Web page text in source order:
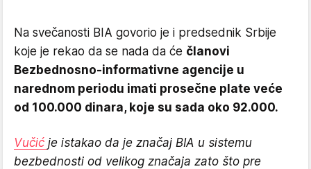
Na svečanosti BIA govorio je i predsednik Srbije
koje je rekao da se nada da će članovi
Bezbednosno-informativne agencije u
narednom periodu imati prosečne plate veće
od 100.000 dinara, koje su sada oko 92.000.
Vučić je istakao da je značaj BIA u sistemu
bezbednosti od velikog značaja zato što pre